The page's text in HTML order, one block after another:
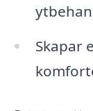
Skapar